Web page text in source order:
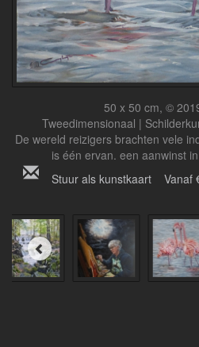
50 x 50 cm, ©
Tweedimensionaal |
De wereld reizigers brachten vele
is één ervan. een aanwinst
Stuur als kunstkaart Vanaf